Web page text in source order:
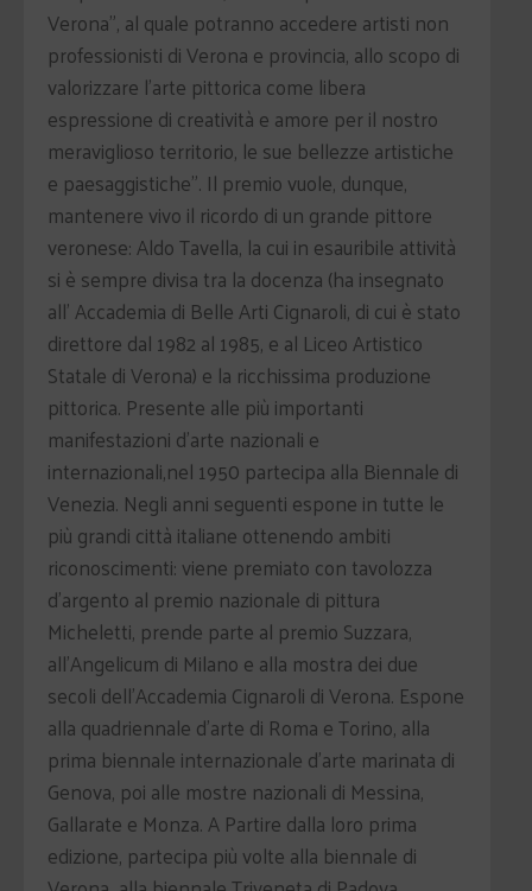
Verona”, al quale potranno accedere artisti non
professionisti di Verona e provincia, allo scopo di
valorizzare l’arte pittorica come libera
espressione di creatività e amore per il nostro
meraviglioso territorio, le sue bellezze artistiche
e paesaggistiche”. Il premio vuole, dunque,
mantenere vivo il ricordo di un grande pittore
veronese: Aldo Tavella, la cui in esauribile attività
si è sempre divisa tra la docenza (ha insegnato
all’ Accademia di Belle Arti Cignaroli, di cui è stato
direttore dal 1982 al 1985, e al Liceo Artistico
Statale di Verona) e la ricchissima produzione
pittorica. Presente alle più importanti
manifestazioni d’arte nazionali e
internazionali,nel 1950 partecipa alla Biennale di
Venezia. Negli anni seguenti espone in tutte le
più grandi città italiane ottenendo ambiti
riconoscimenti: viene premiato con tavolozza
d’argento al premio nazionale di pittura
Micheletti, prende parte al premio Suzzara,
all’Angelicum di Milano e alla mostra dei due
secoli dell’Accademia Cignaroli di Verona. Espone
alla quadriennale d’arte di Roma e Torino, alla
prima biennale internazionale d’arte marinata di
Genova, poi alle mostre nazionali di Messina,
Gallarate e Monza. A Partire dalla loro prima
edizione, partecipa più volte alla biennale di